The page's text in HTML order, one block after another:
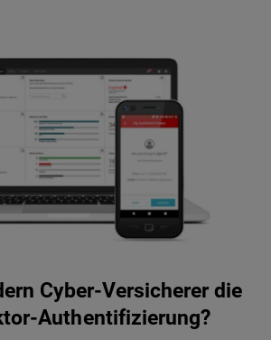
Cyber-Versicherer die
Authentifizierung?